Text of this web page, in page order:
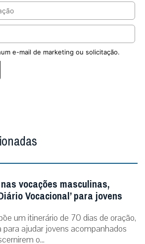
e-mail de marketing ou solicitação.
vocações masculinas,
Vocacional’ para jovens
um itinerário de 70 dias de oração,
ajudar jovens acompanhados
o...